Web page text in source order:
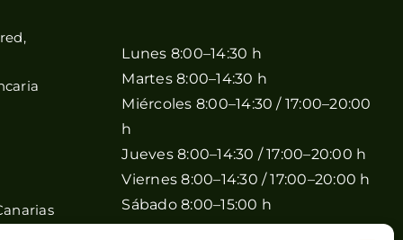
Lunes 8:00–14:30 h
Martes 8:00–14:30 h
Miércoles 8:00–14:30 / 17:00–20:00
h
Jueves 8:00–14:30 / 17:00–20:00 h
Viernes 8:00–14:30 / 17:00–20:00 h
Sábado 8:00–15:00 h
Domingo Cerrado